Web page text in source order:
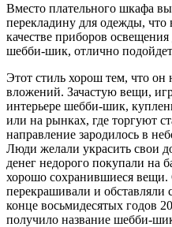
Вместо плательного шкафа
перекладину для одежды, что
качестве приборов
шебби-шик, отлично
Этот стиль хорош тем, что
вложений. Зачастую вещи,
интерьере шебби-шик,
или на рынках, где торгуют
направление зародилось в
Люди желали украсить свои
денег недорого покупали на
хорошо сохранившиеся вещи.
перекрашивали и
конце восьмидесятых годов
получило название шебби-